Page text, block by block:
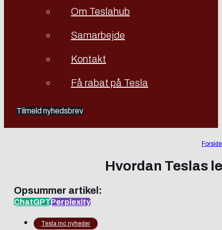
Om Teslahub
Samarbejde
Kontakt
Få rabat på Tesla
Tilmeld nyhedsbrev
Forside
Hvordan Teslas
Opsummer artikel:
ChatGPTPerplexity
Tesla inc nyheder